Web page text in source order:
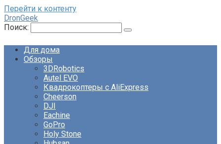
Перейти к контенту
DronGeek
Поиск:
Для дома
Обзоры
3DRobotics
Autel EVO
Квадрокоптеры с AliExpress
Cheerson
DJI
Eachine
GoPro
Holy Stone